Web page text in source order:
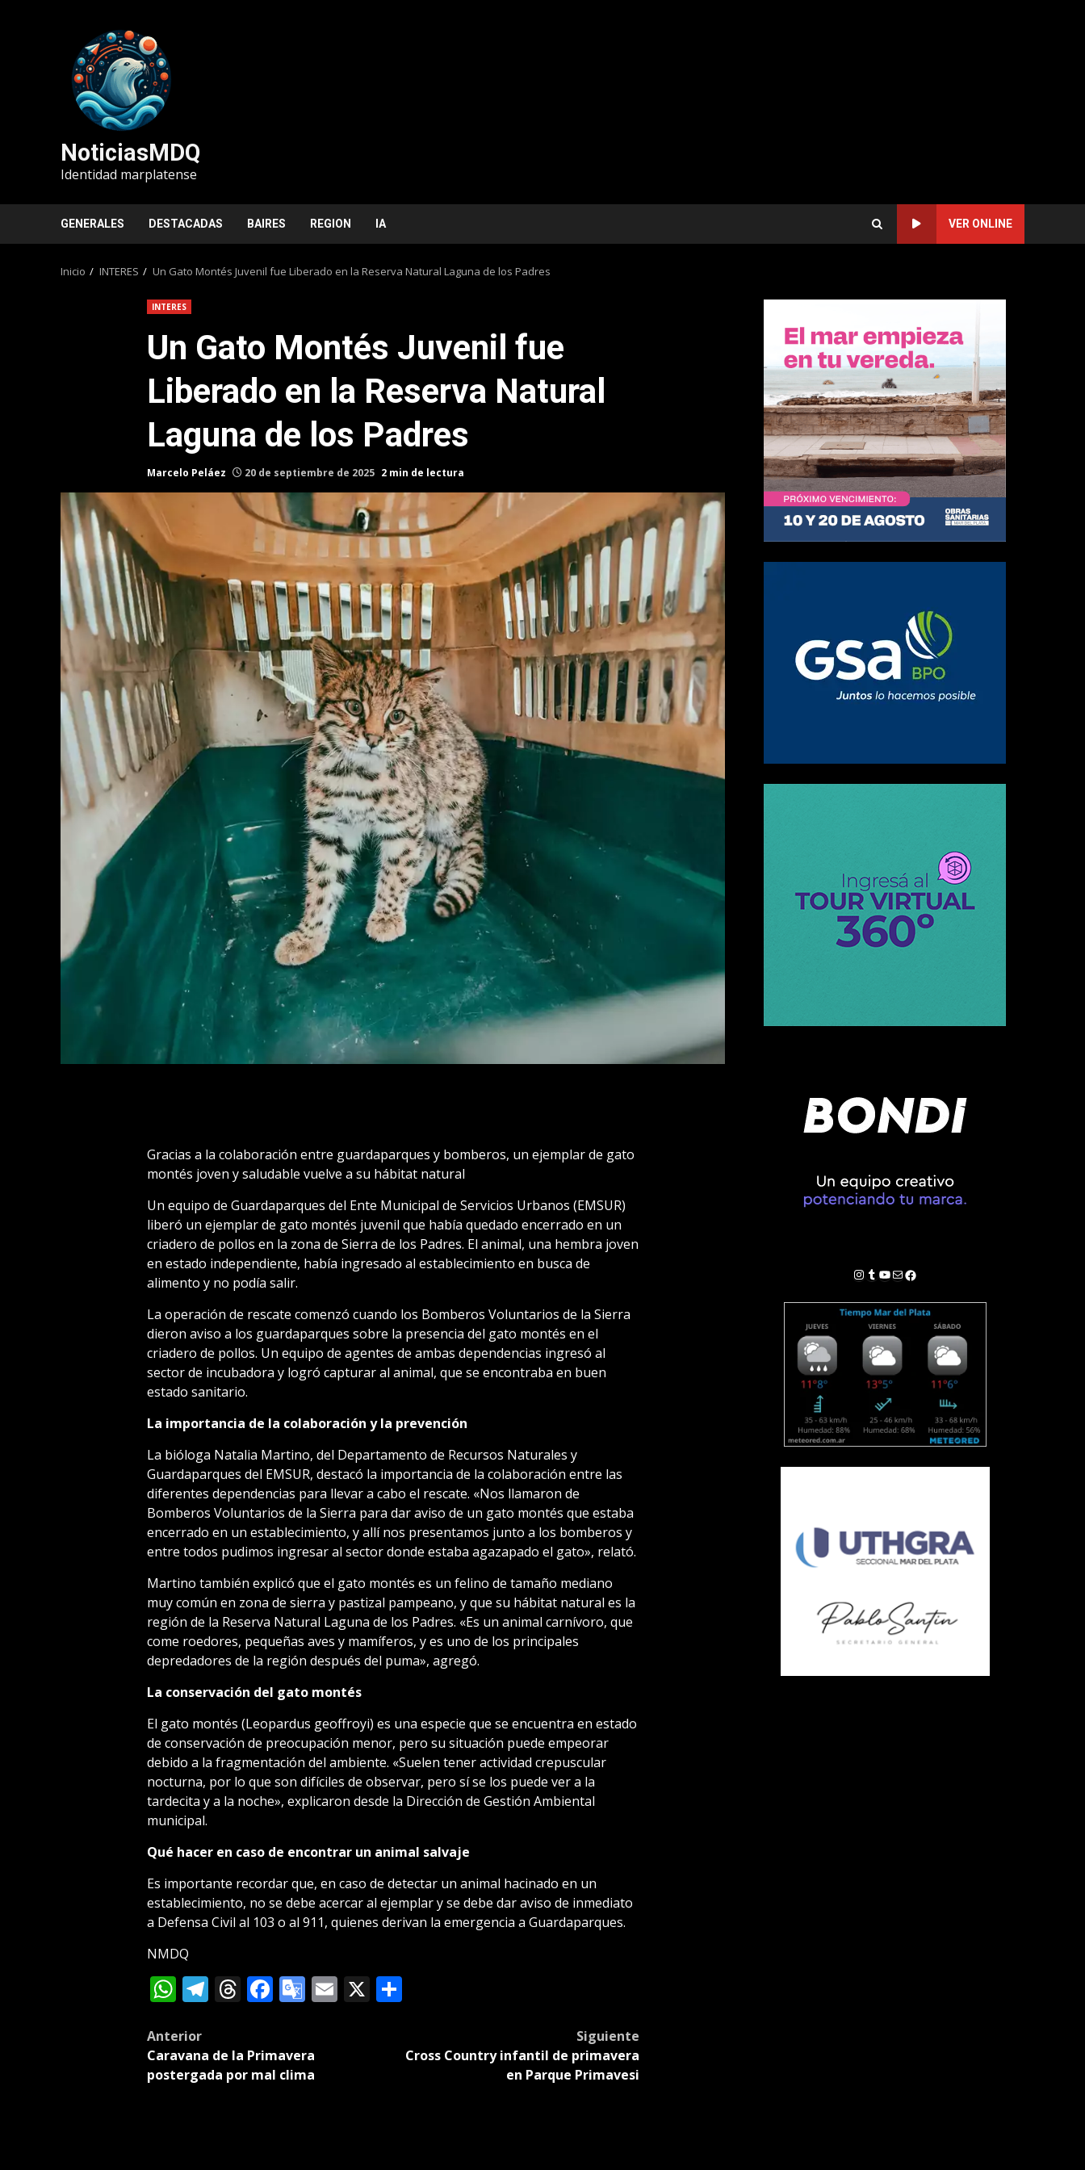
NoticiasMDQ
Identidad marplatense
GENERALES DESTACADAS BAIRES REGION IA VER ONLINE
Inicio INTERES Un Gato Montés Juvenil fue Liberado en la Reserva Natural Laguna de los Padres
INTERES
Un Gato Montés Juvenil fue
Liberado en la Reserva Natural
Laguna de los Padres
Marcelo Peláez 20 de septiembre de 2025 2 min de lectura
Gracias a la colaboración entre guardaparques y bomberos, un ejemplar de gato
montés joven y saludable vuelve a su hábitat natural
Un equipo de Guardaparques del Ente Municipal de Servicios Urbanos (EMSUR)
liberó un ejemplar de gato montés juvenil que había quedado encerrado en un
criadero de pollos en la zona de Sierra de los Padres. El animal, una hembra joven
en estado independiente, había ingresado al establecimiento en busca de
alimento y no podía salir.
La operación de rescate comenzó cuando los Bomberos Voluntarios de la Sierra
dieron aviso a los guardaparques sobre la presencia del gato montés en el
criadero de pollos. Un equipo de agentes de ambas dependencias ingresó al
sector de incubadora y logró capturar al animal, que se encontraba en buen
estado sanitario.
La importancia de la colaboración y la prevención
La bióloga Natalia Martino, del Departamento de Recursos Naturales y
Guardaparques del EMSUR, destacó la importancia de la colaboración entre las
diferentes dependencias para llevar a cabo el rescate. «Nos llamaron de
Bomberos Voluntarios de la Sierra para dar aviso de un gato montés que estaba
encerrado en un establecimiento, y allí nos presentamos junto a los bomberos y
entre todos pudimos ingresar al sector donde estaba agazapado el gato», relató.
Martino también explicó que el gato montés es un felino de tamaño mediano
muy común en zona de sierra y pastizal pampeano, y que su hábitat natural es la
región de la Reserva Natural Laguna de los Padres. «Es un animal carnívoro, que
come roedores, pequeñas aves y mamíferos, y es uno de los principales
depredadores de la región después del puma», agregó.
La conservación del gato montés
El gato montés (Leopardus geoffroyi) es una especie que se encuentra en estado
de conservación de preocupación menor, pero su situación puede empeorar
debido a la fragmentación del ambiente. «Suelen tener actividad crepuscular
nocturna, por lo que son difíciles de observar, pero sí se los puede ver a la
tardecita y a la noche», explicaron desde la Dirección de Gestión Ambiental
municipal.
Qué hacer en caso de encontrar un animal salvaje
Es importante recordar que, en caso de detectar un animal hacinado en un
establecimiento, no se debe acercar al ejemplar y se debe dar aviso de inmediato
a Defensa Civil al 103 o al 911, quienes derivan la emergencia a Guardaparques.
NMDQ
WhatsApp
Telegram
Threads
Facebook
Google
Email
X Compartir
Post
navigation
Anterior
Caravana de la Primavera
postergada por mal clima
Siguiente
Cross Country infantil de primavera
en Parque Primavesi
Instagram
Tumblr
YouTube
Correo electrónico
Facebook